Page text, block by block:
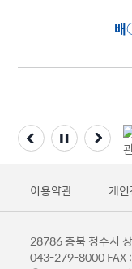
이용약관 개
28786 충북 청주시
043-279-8000